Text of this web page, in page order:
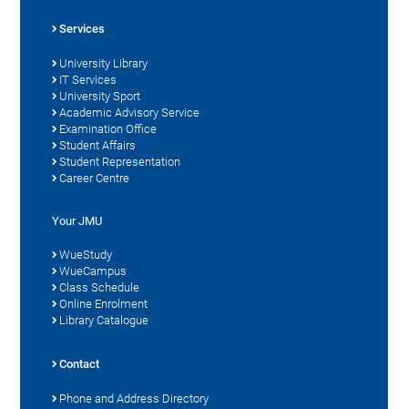
Services
University Library
IT Services
University Sport
Academic Advisory Service
Examination Office
Student Affairs
Student Representation
Career Centre
Your JMU
WueStudy
WueCampus
Class Schedule
Online Enrolment
Library Catalogue
Contact
Phone and Address Directory